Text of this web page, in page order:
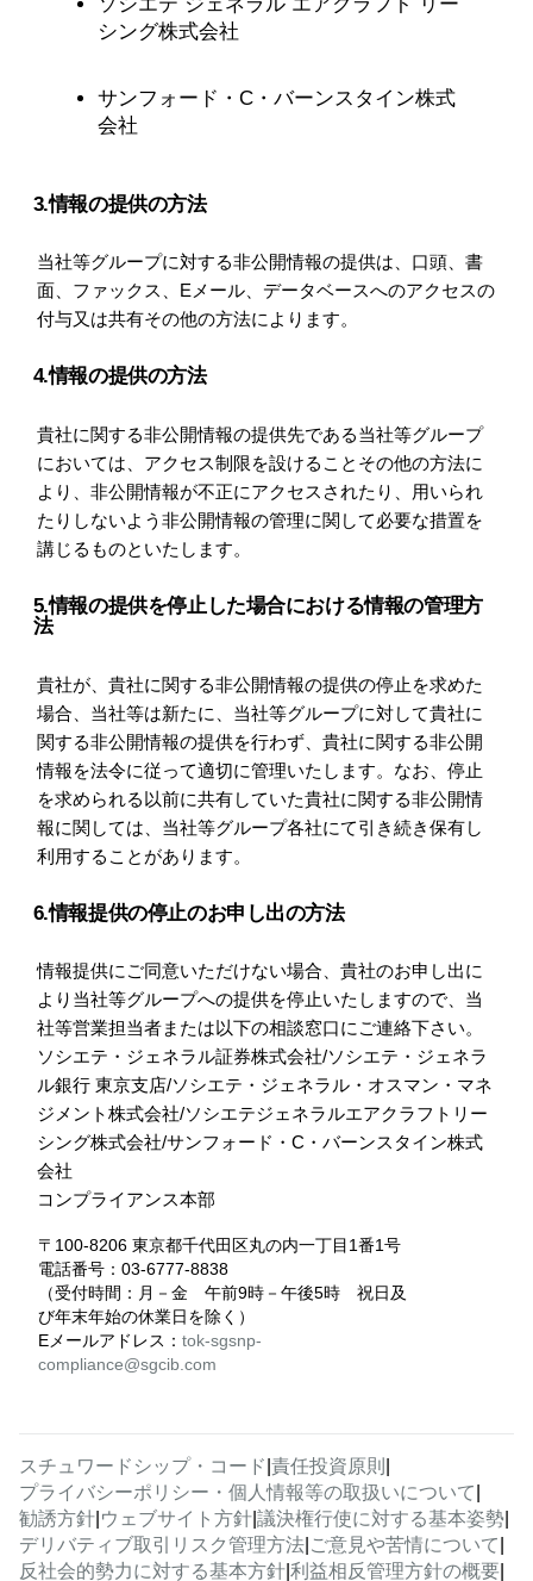
シング株式会社
サンフォード・C・バーンスタイン株式
会社
3.情報の提供の方法
当社等グループに対する非公開情報の提供は、口頭、書
面、ファックス、Eメール、データベースへのアクセスの
付与又は共有その他の方法によります。
4.情報の提供の方法
貴社に関する非公開情報の提供先である当社等グループ
においては、アクセス制限を設けることその他の方法に
より、非公開情報が不正にアクセスされたり、用いられ
たりしないよう非公開情報の管理に関して必要な措置を
講じるものといたします。
5.情報の提供を停止した場合における情報の管理方
法
貴社が、貴社に関する非公開情報の提供の停止を求めた
場合、当社等は新たに、当社等グループに対して貴社に
関する非公開情報の提供を行わず、貴社に関する非公開
情報を法令に従って適切に管理いたします。なお、停止
を求められる以前に共有していた貴社に関する非公開情
報に関しては、当社等グループ各社にて引き続き保有し
利用することがあります。
6.情報提供の停止のお申し出の方法
情報提供にご同意いただけない場合、貴社のお申し出に
より当社等グループへの提供を停止いたしますので、当
社等営業担当者または以下の相談窓口にご連絡下さい。
ソシエテ・ジェネラル証券株式会社/ソシエテ・ジェネラ
ル銀行 東京支店/ソシエテ・ジェネラル・オスマン・マネ
ジメント株式会社/ソシエテジェネラルエアクラフトリー
シング株式会社/サンフォード・C・バーンスタイン株式
会社
コンプライアンス本部
〒100-8206 東京都千代田区丸の内一丁目1番1号
電話番号：03-6777-8838
（受付時間：月－金 午前9時－午後5時 祝日及
び年末年始の休業日を除く）
Eメールアドレス： tok-sgsnp-
compliance@sgcib.com
スチュワードシップ・コード 責任投資原則
プライバシーポリシー・個人情報等の取扱いについて
勧誘方針 ウェブサイト方針 議決権行使に対する基本姿勢
デリバティブ取引リスク管理方法 ご意見や苦情について
反社会的勢力に対する基本方針 利益相反管理方針の概要